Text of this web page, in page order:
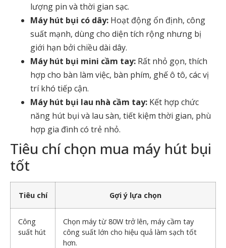
lượng pin và thời gian sạc.
Máy hút bụi có dây: Hoạt động ổn định, công
suất mạnh, dùng cho diện tích rộng nhưng bị
giới hạn bởi chiều dài dây.
Máy hút bụi mini cầm tay: Rất nhỏ gọn, thích
hợp cho bàn làm việc, bàn phím, ghế ô tô, các vị
trí khó tiếp cận.
Máy hút bụi lau nhà cầm tay: Kết hợp chức
năng hút bụi và lau sàn, tiết kiệm thời gian, phù
hợp gia đình có trẻ nhỏ.
Tiêu chí chọn mua máy hút bụi
tốt
Tiêu chí Gợi ý lựa chọn
Công
suất hút
Chọn máy từ 80W trở lên, máy cầm tay
công suất lớn cho hiệu quả làm sạch tốt
hơn.